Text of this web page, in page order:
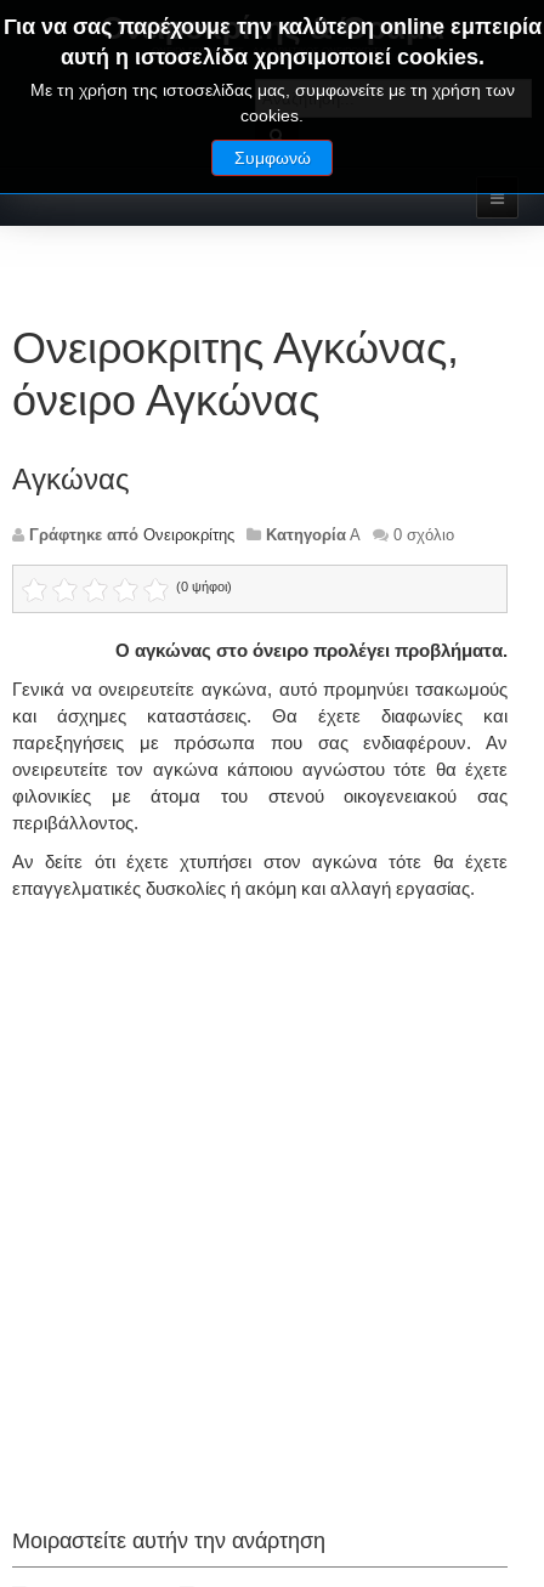
Ονειροκρίτης & Όραμα
ΟΝΕΙΡΑ ΕΡΜΗΝΕΙΕΣ - ΑΛΦΑΒΗΤΙΚΟΣ ΟΝΕΙΡΟΚΡΙΤΗΣ
Για να σας παρέχουμε την καλύτερη online εμπειρία
αυτή η ιστοσελίδα χρησιμοποιεί cookies.
Με τη χρήση της ιστοσελίδας μας, συμφωνείτε με τη χρήση των
cookies.
Συμφωνώ
Ονειροκριτης Αγκώνας,
όνειρο Αγκώνας
Αγκώνας
Γράφτηκε από Ονειροκρίτης Κατηγορία Α 0 σχόλιο
(0 ψήφοι)
Ο αγκώνας στο όνειρο προλέγει προβλήματα.
Γενικά να ονειρευτείτε αγκώνα, αυτό προμηνύει τσακωμούς
και άσχημες καταστάσεις. Θα έχετε διαφωνίες και
παρεξηγήσεις με πρόσωπα που σας ενδιαφέρουν. Αν
ονειρευτείτε τον αγκώνα κάποιου αγνώστου τότε θα έχετε
φιλονικίες με άτομα του στενού οικογενειακού σας
περιβάλλοντος.
Αν δείτε ότι έχετε χτυπήσει στον αγκώνα τότε θα έχετε
επαγγελματικές δυσκολίες ή ακόμη και αλλαγή εργασίας.
Μοιραστείτε αυτήν την ανάρτηση